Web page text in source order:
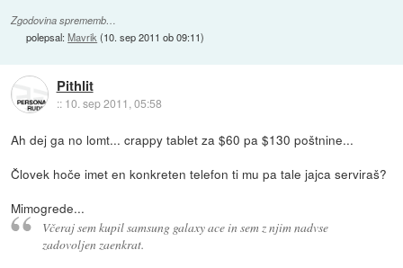
Zgodovina sprememb…
polepsal:Mavrik (10. sep 2011 ob 09:11)
Pithlit
:: 10. sep 2011, 05:58
Ah dej ga no lomt... crappy tablet za $60 pa $130 poštnine...
Človek hoče imet en konkreten telefon ti mu pa tale jajca serviraš?
Mimogrede...
Včeraj sem kupil samsung galaxy ace in sem z njim nadvse
zadovoljen zaenkrat.